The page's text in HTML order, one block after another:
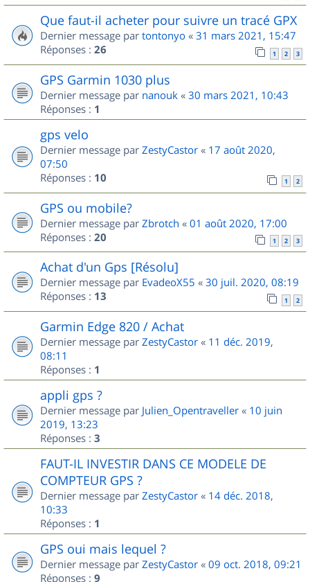
Que faut-il acheter pour suivre un tracé GPX
Dernier message par tontonyo « 31 mars 2021, 15:47
Réponses : 26 1 2 3
GPS Garmin 1030 plus
Dernier message par nanouk « 30 mars 2021, 10:43
Réponses : 1
gps velo
Dernier message par ZestyCastor « 17 août 2020,
07:50
Réponses : 10 1 2
GPS ou mobile?
Dernier message par Zbrotch « 01 août 2020, 17:00
Réponses : 20 1 2 3
Achat d'un Gps [Résolu]
Dernier message par EvadeoX55 « 30 juil. 2020, 08:19
Réponses : 13 1 2
Garmin Edge 820 / Achat
Dernier message par ZestyCastor « 11 déc. 2019,
08:11
Réponses : 1
appli gps ?
Dernier message par Julien_Opentraveller « 10 juin
2019, 13:23
Réponses : 3
FAUT-IL INVESTIR DANS CE MODELE DE
COMPTEUR GPS ?
Dernier message par ZestyCastor « 14 déc. 2018,
10:33
Réponses : 1
GPS oui mais lequel ?
Dernier message par ZestyCastor « 09 oct. 2018, 09:21
Réponses : 9